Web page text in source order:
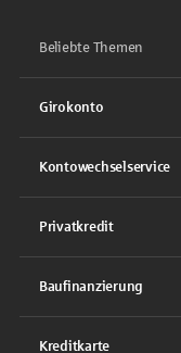
Beliebte Themen
Girokonto
Kontowechselservice
Privatkredit
Baufinanzierung
Kreditkarte